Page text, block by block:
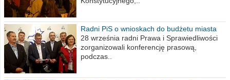
Radni PiS o wnioskach do budżetu miasta
na 2021 rok
28 września radni Prawa i Sprawiedliwości
zorganizowali konferencję prasową,
podczas..